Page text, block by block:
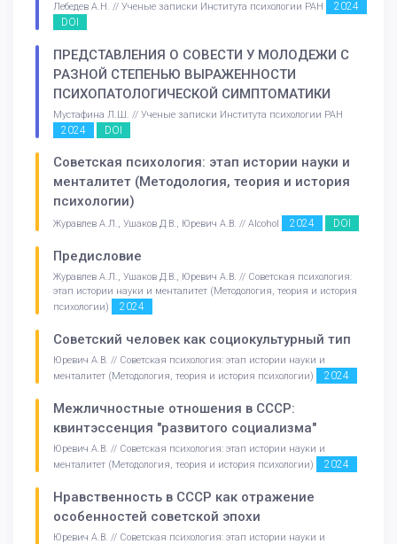
Лебедев А.Н. // Ученые записки Института психологии РАН
2024
DOI
ПРЕДСТАВЛЕНИЯ О СОВЕСТИ У МОЛОДЕЖИ С
РАЗНОЙ СТЕПЕНЬЮ ВЫРАЖЕННОСТИ
ПСИХОПАТОЛОГИЧЕСКОЙ СИМПТОМАТИКИ
Мустафина Л.Ш. // Ученые записки Института психологии РАН
2024 DOI
Советская психология: этап истории науки и
менталитет (Методология, теория и история
психологии)
Журавлев А.Л., Ушаков Д.В., Юревич А.В. // Alcohol 2024 DOI
Предисловие
Журавлев А.Л., Ушаков Д.В., Юревич А.В. // Советская психология:
этап истории науки и менталитет (Методология, теория и история
психологии)
2024
Советский человек как социокультурный тип
Юревич А.В. // Советская психология: этап истории науки и
менталитет (Методология, теория и история психологии)
2024
Межличностные отношения в СССР:
квинтэссенция "развитого социализма"
Юревич А.В. // Советская психология: этап истории науки и
менталитет (Методология, теория и история психологии)
2024
Нравственность в СССР как отражение
особенностей советской эпохи
Юревич А.В. // Советская психология: этап истории науки и